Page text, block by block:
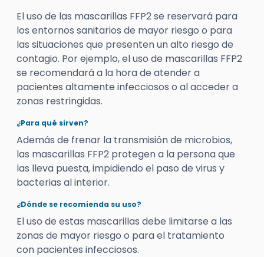
El uso de las mascarillas FFP2 se reservará para
los entornos sanitarios de mayor riesgo o para
las situaciones que presenten un alto riesgo de
contagio. Por ejemplo, el uso de mascarillas FFP2
se recomendará a la hora de atender a
pacientes altamente infecciosos o al acceder a
zonas restringidas.
¿Para qué sirven?
Además de frenar la transmisión de microbios,
las mascarillas FFP2 protegen a la persona que
las lleva puesta, impidiendo el paso de virus y
bacterias al interior.
¿Dónde se recomienda su uso?
El uso de estas mascarillas debe limitarse a las
zonas de mayor riesgo o para el tratamiento
con pacientes infecciosos.